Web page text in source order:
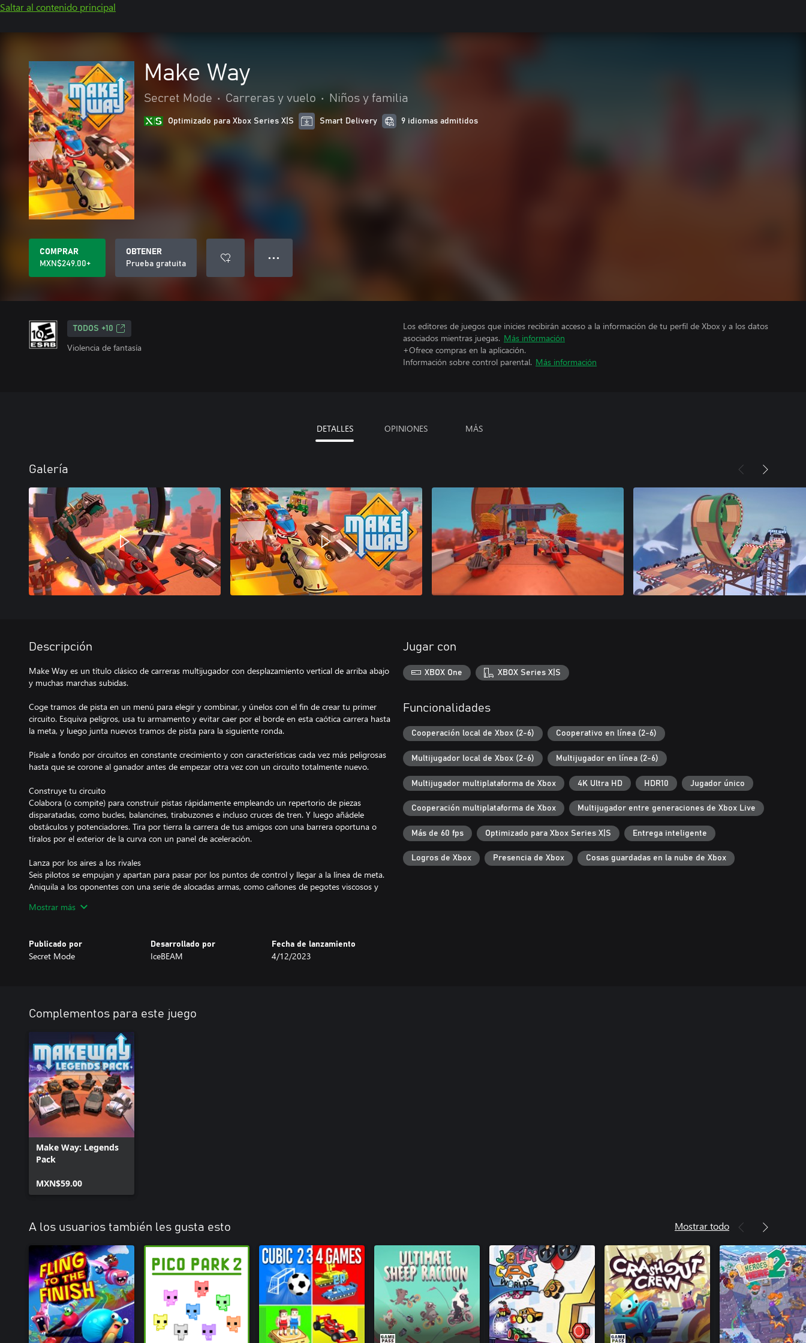
Saltar al contenido principal
Make Way
Secret Mode • Carreras y vuelo • Niños y familia
Optimizado para Xbox Series X|S Smart Delivery 9 idiomas admitidos
COMPRAR
MXN$249.00+
OBTENER
Prueba gratuita
● ● ●
TODOS +10
Violencia de fantasía
Los editores de juegos que inicies recibirán acceso a la información de tu perfil de Xbox y a los datos
asociados mientras juegas. Más información
+Ofrece compras en la aplicación.
Información sobre control parental. Más información
DETALLES OPINIONES MÁS
Galería
Descripción
Make Way es un título clásico de carreras multijugador con desplazamiento vertical de arriba abajo
y muchas marchas subidas.
Coge tramos de pista en un menú para elegir y combinar, y únelos con el fin de crear tu primer
circuito. Esquiva peligros, usa tu armamento y evitar caer por el borde en esta caótica carrera hasta
la meta, y luego junta nuevos tramos de pista para la siguiente ronda.
Písale a fondo por circuitos en constante crecimiento y con características cada vez más peligrosas
hasta que se corone al ganador antes de empezar otra vez con un circuito totalmente nuevo.
Construye tu circuito
Colabora (o compite) para construir pistas rápidamente empleando un repertorio de piezas
disparatadas, como bucles, balancines, tirabuzones e incluso cruces de tren. Y luego añádele
obstáculos y potenciadores. Tira por tierra la carrera de tus amigos con una barrera oportuna o
tíralos por el exterior de la curva con un panel de aceleración.
Lanza por los aires a los rivales
Seis pilotos se empujan y apartan para pasar por los puntos de control y llegar a la línea de meta.
Aniquila a los oponentes con una serie de alocadas armas, como cañones de pegotes viscosos y
es un plato que se sirve frío con un martillo gigante o una escopeta sobre el techo...
¡La cosa no acaba en la línea de meta! Añade más tramos de pista después de cada ronda para
crear circuitos de dimensiones monstruosas y consigue puntos de bonificación por tu rendimiento
Desbloquea nuevos tramos de pista y peligros para crear diseños de circuitos más peligrosos.
Añade nuevos vehículos a tu garaje para acelerar hasta la victoria con estilo.
Características clave
• Tramos de pista exclusivos para mezclar y combinar, y peligros para crear configuraciones de
circuitos prácticamente interminables.
• Lucha por conseguir armas y potenciadores, y así sacar ventaja.
• Desbloquea nuevos tramos de pista y vehículos para disputar carreras más chifladas.
• Pueden participar hasta seis jugadores, en la misma pantalla o bien online en multijugador entre
plataformas.
• Activa o desactiva las trampas y los quitamiedos para facilitar (o complicar) la conducción en los
tramos sinuosos con conjuntos de reglas totalmente personalizables.
Mostrar más
Publicado por
Secret Mode
Desarrollado por
IceBEAM
Fecha de lanzamiento
4/12/2023
Jugar con
XBOX One XBOX Series X|S
Funcionalidades
Cooperación local de Xbox (2-6) Cooperativo en línea (2-6)
Multijugador local de Xbox (2-6) Multijugador en línea (2-6)
Multijugador multiplataforma de Xbox 4K Ultra HD HDR10 Jugador único
Cooperación multiplataforma de Xbox Multijugador entre generaciones de Xbox Live
Más de 60 fps Optimizado para Xbox Series X|S Entrega inteligente
Logros de Xbox Presencia de Xbox Cosas guardadas en la nube de Xbox
Complementos para este juego
Make Way: Legends
Pack
MXN$59.00
A los usuarios también les gusta esto Mostrar todo